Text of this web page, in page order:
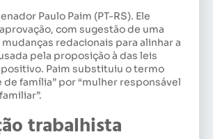
Paulo Paim (PT-RS). Ele
com sugestão de uma
redacionais para alinhar a
pela proposição à das leis
Paim substituiu o termo
de família” por “mulher responsável
trabalhista